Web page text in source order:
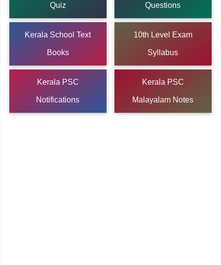
Quiz Questions
Kerala School Text
Books
10th Level Exam
Syllabus
Kerala PSC
Notifications
Kerala PSC
Malayalam Notes